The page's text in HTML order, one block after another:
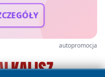
autopromocja